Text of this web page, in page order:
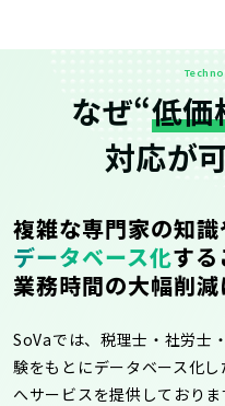
なぜ“低価
対応が
複雑な専門家の知識
データベース化する
業務時間の大幅削
SoVaでは、税理士・社労士
験をもとにデータベース化
へサービスを提供しており